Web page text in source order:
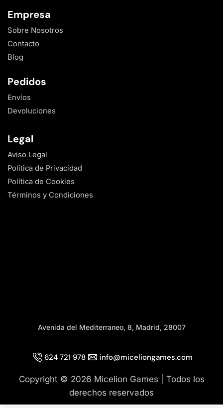
Empresa
Sobre Nosotros
Contacto
Blog
Pedidos
Envíos
Devoluciones
Legal
Aviso Legal
Política de Privacidad
Política de Cookies
Términos y Condiciones
Avenida del Mediterraneo, 8, Madrid, 28007
Copyright © 2026 Micelion Games | Todos los
derechos reservados
624 721 978 info@miceliongames.com